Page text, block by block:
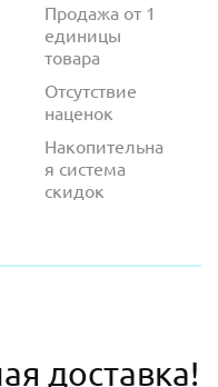
Продажа от 1
единицы
товара
Отсутствие
наценок
Накопительна
я система
скидок
доставка!